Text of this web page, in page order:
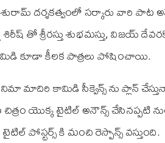
దర్శకత్వంలో సర్కారు వారి పాట
తో శ్రీరస్తు శుభమస్తు, విజయ్
కూడా కీలక పాత్రలు పోషించాయి.
మాదిరి కామిడి సీక్వెన్స్ ను ప్లాన్
చిత్రం యొక్క టైటిల్ అనౌన్స్ చేసినప్పటి
పోస్టర్స్ కి మంచి రెస్పాన్స్ వస్తుంది.